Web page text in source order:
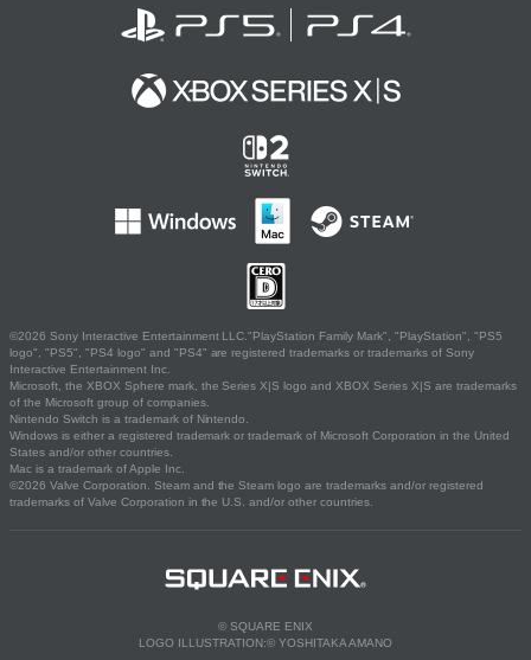
©2026 Sony Interactive Entertainment LLC."PlayStation Family Mark", "PlayStation", "PS5
logo", "PS5", "PS4 logo" and "PS4" are registered trademarks or trademarks of Sony
Interactive Entertainment Inc.
Microsoft, the XBOX Sphere mark, the Series X|S logo and XBOX Series X|S are trademarks
of the Microsoft group of companies.
Nintendo Switch is a trademark of Nintendo.
Windows is either a registered trademark or trademark of Microsoft Corporation in the United
States and/or other countries.
Mac is a trademark of Apple Inc.
©2026 Valve Corporation. Steam and the Steam logo are trademarks and/or registered
trademarks of Valve Corporation in the U.S. and/or other countries.
© SQUARE ENIX
LOGO ILLUSTRATION:© YOSHITAKA AMANO